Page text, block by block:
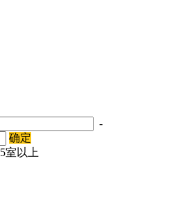
-
确定
5室以上